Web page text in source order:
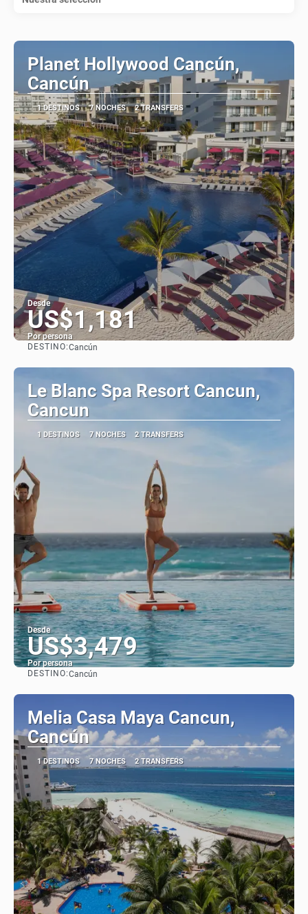
Planet Hollywood Cancún,
Cancún
1 DESTINOS 7 NOCHES 2 TRANSFERS
Desde
US$1,181
Por persona
DESTINO:Cancún
Le Blanc Spa Resort Cancun,
Cancun
1 DESTINOS 7 NOCHES 2 TRANSFERS
Desde
US$3,479
Por persona
DESTINO:Cancún
Melia Casa Maya Cancun,
Cancún
1 DESTINOS 7 NOCHES 2 TRANSFERS